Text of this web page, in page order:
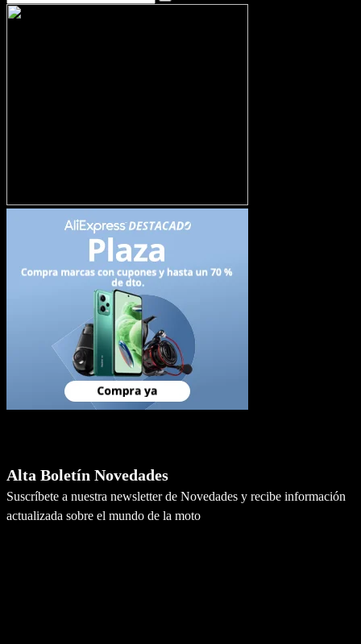
Alta Boletín Novedades
Suscríbete a nuestra newsletter de Novedades y recibe información
actualizada sobre el mundo de la moto